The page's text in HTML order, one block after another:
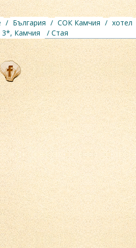
/ България / СОК Камчия / хотел
3*, Камчия
/ Стая